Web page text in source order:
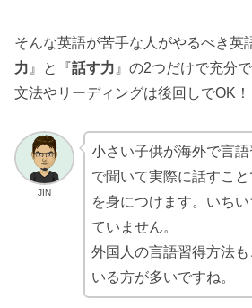
そんな英語が苦手な人がやるべき英
力 』と『話す力 』の2つだけで充分で
文法やリーディングは後回しでOK！
JIN
小さい子供が海外で言
で聞いて実際に話すこ
を身につけます。いち
ていません。
外国人の言語習得方法
いる方が多いですね。